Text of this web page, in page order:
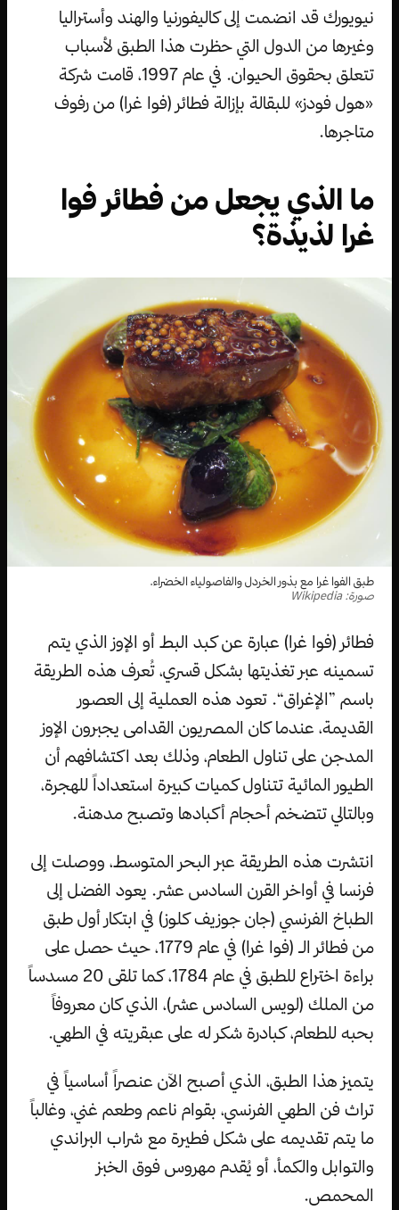
نيويورك قد انضمت إلى كاليفورنيا والهند وأستراليا
وغيرها من الدول التي حظرت هذا الطبق لأسباب
تتعلق بحقوق الحيوان. في عام 1997، قامت شركة
«هول فودز» للبقالة بإزالة فطائر (فوا غرا) من رفوف
متاجرها.
ما الذي يجعل من فطائر فوا
غرا لذيذة؟
طبق الفوا غرا مع بذور الخردل والفاصولياء الخضراء.
صورة: Wikipedia
فطائر (فوا غرا) عبارة عن كبد البط أو الإوز الذي يتم
تسمينه عبر تغذيتها بشكل قسري، تُعرف هذه الطريقة
باسم ”الإغراق“. تعود هذه العملية إلى العصور
القديمة، عندما كان المصريون القدامى يجبرون الإوز
المدجن على تناول الطعام، وذلك بعد اكتشافهم أن
الطيور المائية تتناول كميات كبيرة استعداداً للهجرة،
وبالتالي تتضخم أحجام أكبادها وتصبح مدهنة.
انتشرت هذه الطريقة عبر البحر المتوسط، ووصلت إلى
فرنسا في أواخر القرن السادس عشر. يعود الفضل إلى
الطباخ الفرنسي (جان جوزيف كلوز) في ابتكار أول طبق
من فطائر الـ (فوا غرا) في عام 1779، حيث حصل على
براءة اختراع للطبق في عام 1784، كما تلقى 20 مسدساً
من الملك (لويس السادس عشر)، الذي كان معروفاً
بحبه للطعام، كبادرة شكر له على عبقريته في الطهي.
يتميز هذا الطبق، الذي أصبح الآن عنصراً أساسياً في
تراث فن الطهي الفرنسي، بقوام ناعم وطعم غني، وغالباً
ما يتم تقديمه على شكل فطيرة مع شراب البراندي
والتوابل والكمأ، أو يُقدم مهروس فوق الخبز
المحمص.